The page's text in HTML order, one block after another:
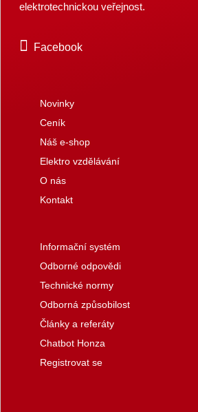
elektrotechnickou veřejnost.
Facebook
Novinky
Ceník
Náš e-shop
Elektro vzdělávání
O nás
Kontakt
Informační systém
Odborné odpovědi
Technické normy
Odborná způsobilost
Články a referáty
Chatbot Honza
Registrovat se